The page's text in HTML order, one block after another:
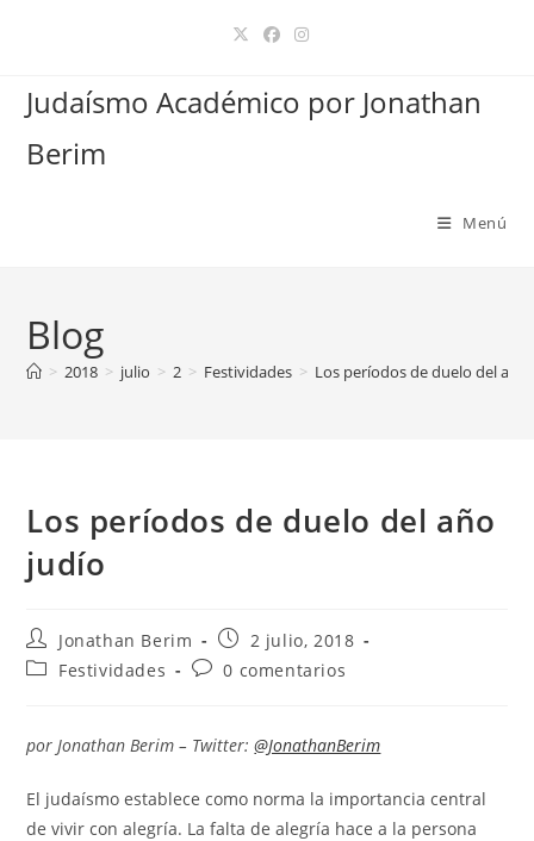
Judaísmo Académico por Jonathan
Berim
Menú
Blog
> 2018 > julio > 2 > Festividades > Los períodos de duelo del año
Los períodos de duelo del año
judío
Autor
de
la
Jonathan Berim
Entrada
publicada:
2 julio, 2018
Categoría
entrada:
Festividades
Comentarios
entrada:
0 comentarios
por Jonathan Berim – Twitter:@JonathanBerim
El judaísmo establece como norma la importancia central
de vivir con alegría. La falta de alegría hace a la persona